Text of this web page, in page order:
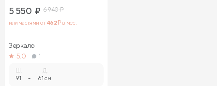
5 550 ₽ 6 940₽
или частями от 462₽ в мес.
Зеркало
5.0
1
91 -
Д.
61 см.